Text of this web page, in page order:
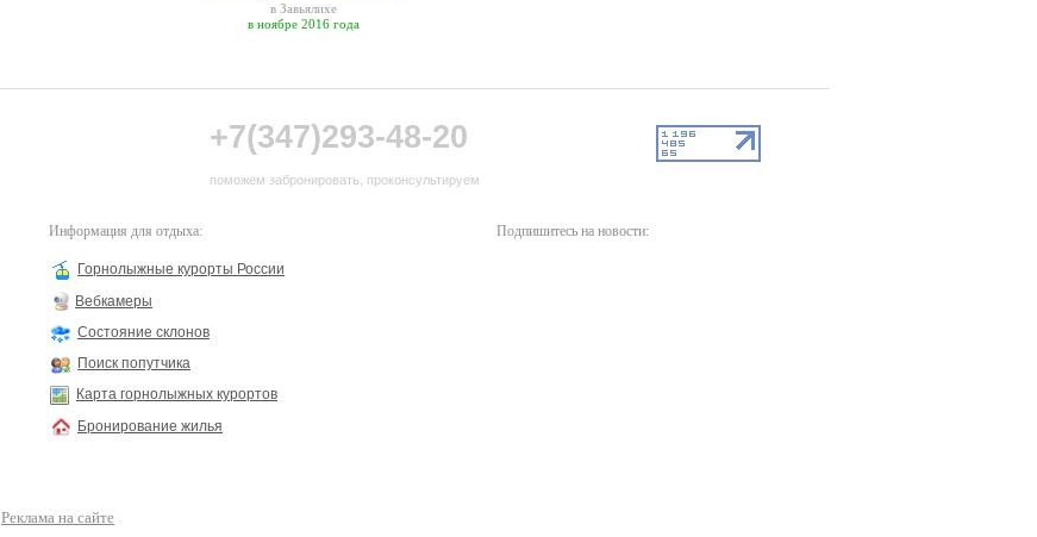
в Завьялихе
в ноябре 2016 года
+7(347)293-48-20
поможем забронировать, проконсультируем
Информация для отдыха:
Горнолыжные курорты России
Вебкамеры
Состояние склонов
Поиск попутчика
Карта горнолыжных курортов
Бронирование жилья
Подпишитесь на новости:
Реклама на сайте